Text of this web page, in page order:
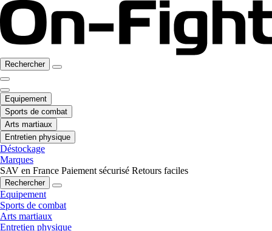
Rechercher
Equipement
Sports de combat
Arts martiaux
Entretien physique
Déstockage
Marques
SAV en France Paiement sécurisé Retours faciles
Rechercher
Equipement
Sports de combat
Arts martiaux
Entretien physique